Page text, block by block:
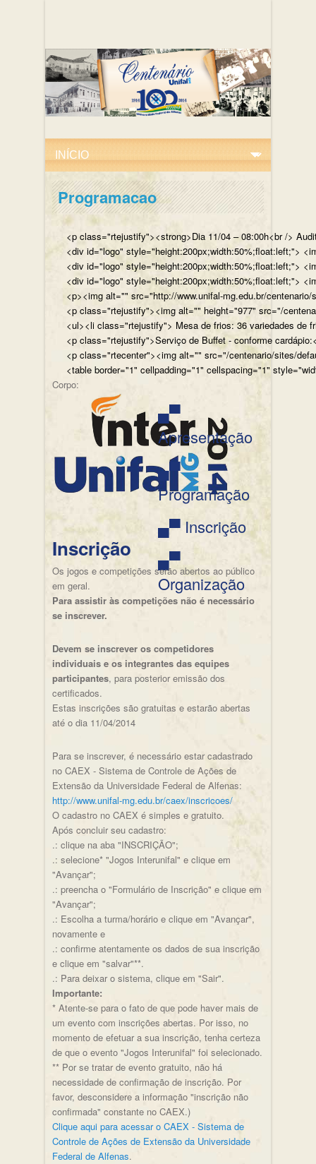
Programacao
<p class="rtejustify"><strong>Dia 11/04 – 08:00h<br />
<div id="logo" style="height:200px;width:50%;float:left;">
<div id="logo" style="height:200px;width:50%;float:left;">
<div id="logo" style="height:200px;width:50%;float:left;">
<p><img alt="" src="http://www.unifal-mg.edu.br/
<p class="rtejustify"><img alt="" height="977" src="/
<ul><li class="rtejustify"> Mesa de frios: 36 variedades de
<p class="rtejustify">Serviço de Buffet - conforme
<p class="rtecenter"><img alt="" src="/centenario/sites/
<table border="1" cellpadding="1" cellspacing="1"
Corpo:
▄▀
Apresentação
▄▀
Programação
▄▀ Inscrição
▄▀
Organização
Inscrição
Os jogos e competições serão abertos ao público
em geral.
Para assistir às competições não é necessário
se inscrever.
Devem se inscrever os competidores
individuais e os integrantes das equipes
participantes, para posterior emissão dos
certificados.
Estas inscrições são gratuitas e estarão abertas
até o dia 11/04/2014
Para se inscrever, é necessário estar cadastrado
no CAEX - Sistema de Controle de Ações de
Extensão da Universidade Federal de Alfenas:
http://www.unifal-mg.edu.br/caex/inscricoes/
O cadastro no CAEX é simples e gratuito.
Após concluir seu cadastro:
.: clique na aba "INSCRIÇÃO";
.: selecione* "Jogos Interunifal" e clique em
"Avançar";
.: preencha o "Formulário de Inscrição" e clique em
"Avançar";
.: Escolha a turma/horário e clique em "Avançar",
novamente e
.: confirme atentamente os dados de sua inscrição
e clique em "salvar"**.
.: Para deixar o sistema, clique em "Sair".
Importante:
* Atente-se para o fato de que pode haver mais de
um evento com inscrições abertas. Por isso, no
momento de efetuar a sua inscrição, tenha certeza
de que o evento "Jogos Interunifal" foi selecionado.
** Por se tratar de evento gratuito, não há
necessidade de confirmação de inscrição. Por
favor, desconsidere a informação "inscrição não
confirmada" constante no CAEX.)
Clique aqui para acessar o CAEX - Sistema de
Controle de Ações de Extensão da Universidade
Federal de Alfenas.